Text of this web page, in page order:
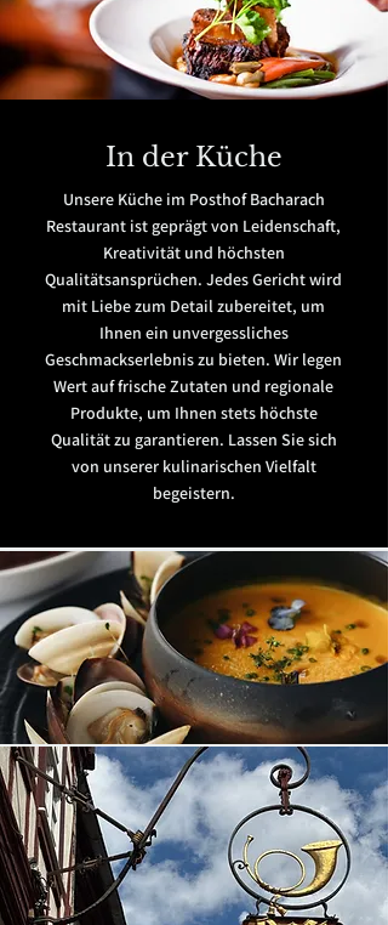
In der Küche
Unsere Küche im Posthof Bacharach
Restaurant ist geprägt von Leidenschaft,
Kreativität und höchsten
Qualitätsansprüchen. Jedes Gericht wird
mit Liebe zum Detail zubereitet, um
Ihnen ein unvergessliches
Geschmackserlebnis zu bieten. Wir legen
Wert auf frische Zutaten und regionale
Produkte, um Ihnen stets höchste
Qualität zu garantieren. Lassen Sie sich
von unserer kulinarischen Vielfalt
begeistern.